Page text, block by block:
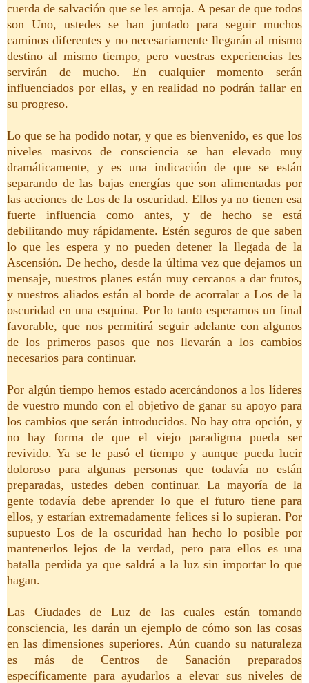
cuerda de salvación que se les arroja. A pesar de que todos
son Uno, ustedes se han juntado para seguir muchos
caminos diferentes y no necesariamente llegarán al mismo
destino al mismo tiempo, pero vuestras experiencias les
servirán de mucho. En cualquier momento serán
influenciados por ellas, y en realidad no podrán fallar en
su progreso.
Lo que se ha podido notar, y que es bienvenido, es que los
niveles masivos de consciencia se han elevado muy
dramáticamente, y es una indicación de que se están
separando de las bajas energías que son alimentadas por
las acciones de Los de la oscuridad. Ellos ya no tienen esa
fuerte influencia como antes, y de hecho se está
debilitando muy rápidamente. Estén seguros de que saben
lo que les espera y no pueden detener la llegada de la
Ascensión. De hecho, desde la última vez que dejamos un
mensaje, nuestros planes están muy cercanos a dar frutos,
y nuestros aliados están al borde de acorralar a Los de la
oscuridad en una esquina. Por lo tanto esperamos un final
favorable, que nos permitirá seguir adelante con algunos
de los primeros pasos que nos llevarán a los cambios
necesarios para continuar.
Por algún tiempo hemos estado acercándonos a los líderes
de vuestro mundo con el objetivo de ganar su apoyo para
los cambios que serán introducidos. No hay otra opción, y
no hay forma de que el viejo paradigma pueda ser
revivido. Ya se le pasó el tiempo y aunque pueda lucir
doloroso para algunas personas que todavía no están
preparadas, ustedes deben continuar. La mayoría de la
gente todavía debe aprender lo que el futuro tiene para
ellos, y estarían extremadamente felices si lo supieran. Por
supuesto Los de la oscuridad han hecho lo posible por
mantenerlos lejos de la verdad, pero para ellos es una
batalla perdida ya que saldrá a la luz sin importar lo que
hagan.
Las Ciudades de Luz de las cuales están tomando
consciencia, les darán un ejemplo de cómo son las cosas
en las dimensiones superiores. Aún cuando su naturaleza
es más de Centros de Sanación preparados
específicamente para ayudarlos a elevar sus niveles de